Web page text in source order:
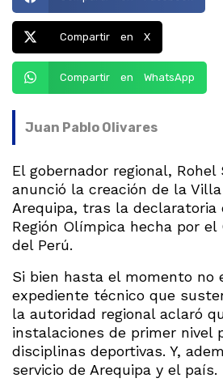
Compartir en X
Compartir en WhatsApp
Juan Pablo Olivares
El gobernador regional, Rohel
anunció la creación de la
Arequipa, tras la declaratoria
Región Olímpica hecha por
del Perú.
Si bien hasta el momento no
expediente técnico que
la autoridad regional aclaró
instalaciones de primer nivel
disciplinas deportivas. Y,
servicio de Arequipa y el país.